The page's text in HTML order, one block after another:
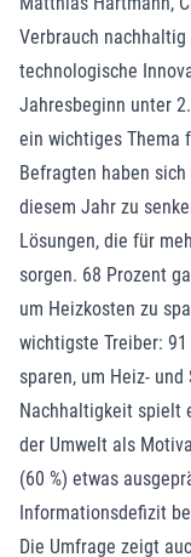
Verbrauch
technologische
Jahresbeginn unter
ein wichtiges Thema
Befragten haben
diesem Jahr zu
Lösungen, die für
sorgen. 68 Prozent
um Heizkosten zu
wichtigste Treiber:
sparen, um Heiz-
Nachhaltigkeit spielt
der Umwelt als
(60 %) etwas
Informationsdefizit
Die Umfrage zeigt